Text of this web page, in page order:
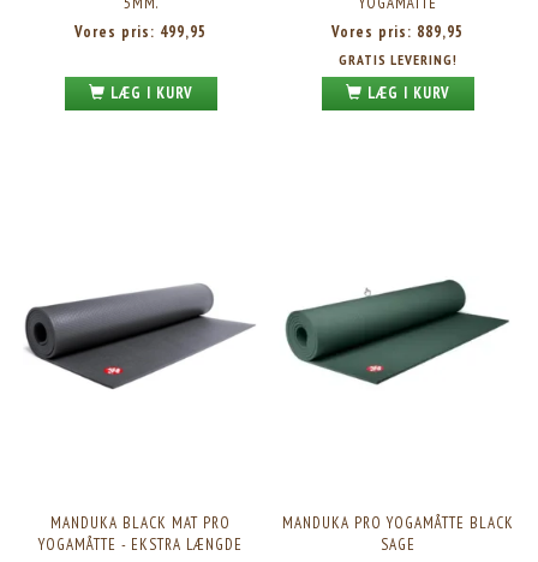
Vores pris: 499,95
LÆG I KURV
Vores pris: 889,95
GRATIS LEVERING!
LÆG I KURV
MANDUKA BLACK MAT PRO
YOGAMÅTTE - EKSTRA LÆNGDE
MANDUKA PRO YOGAMÅTTE BLACK
SAGE